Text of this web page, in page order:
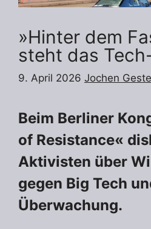
»Hinter dem
steht das
9. April 2026 Jochen
Beim Berliner
of Resistance«
Aktivisten über
gegen Big Tech
Überwachung.